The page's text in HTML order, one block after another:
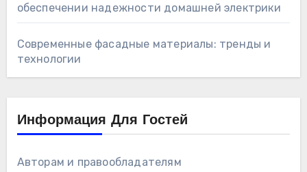
обеспечении надежности домашней электрики
Современные фасадные материалы: тренды и
технологии
Информация Для Гостей
Авторам и правообладателям